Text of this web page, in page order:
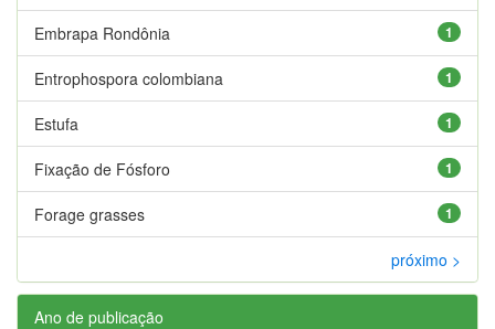
1
Embrapa Rondônia
1
Entrophospora colombiana
1
Estufa
1
Fixação de Fósforo
1
Forage grasses
próximo >
Ano de publicação